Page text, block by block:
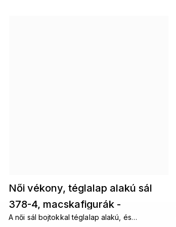
Női vékony, téglalap alakú sál
378-4, macskafigurák -
rózsaszín színű 7200610-3
A női sál bojtokkal téglalap alakú, és